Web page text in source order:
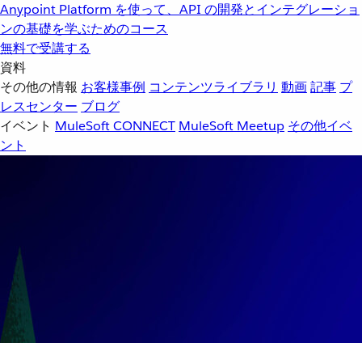
Anypoint Platform を使って、API の開発とインテグレーショ
ンの基礎を学ぶためのコース
無料で受講する
資料
その他の情報 お客様事例 コンテンツライブラリ 動画記事 プ
レスセンター ブログ
イベント MuleSoft CONNECT MuleSoft Meetup その他イベ
ント